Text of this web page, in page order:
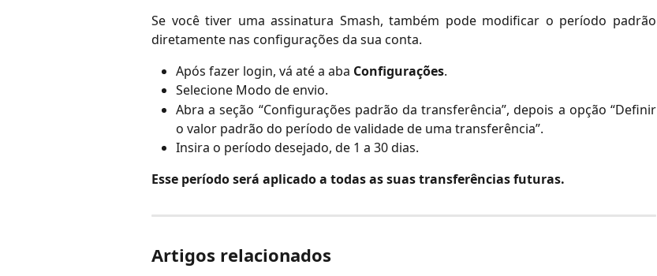
Se você tiver uma assinatura Smash, também pode modificar o período padrão
diretamente nas configurações da sua conta.
Após fazer login, vá até a aba Configurações.
Selecione Modo de envio.
Abra a seção “Configurações padrão da transferência”, depois a opção “Definir
o valor padrão do período de validade de uma transferência”.
Insira o período desejado, de 1 a 30 dias.
Esse período será aplicado a todas as suas transferências futuras.
Artigos relacionados